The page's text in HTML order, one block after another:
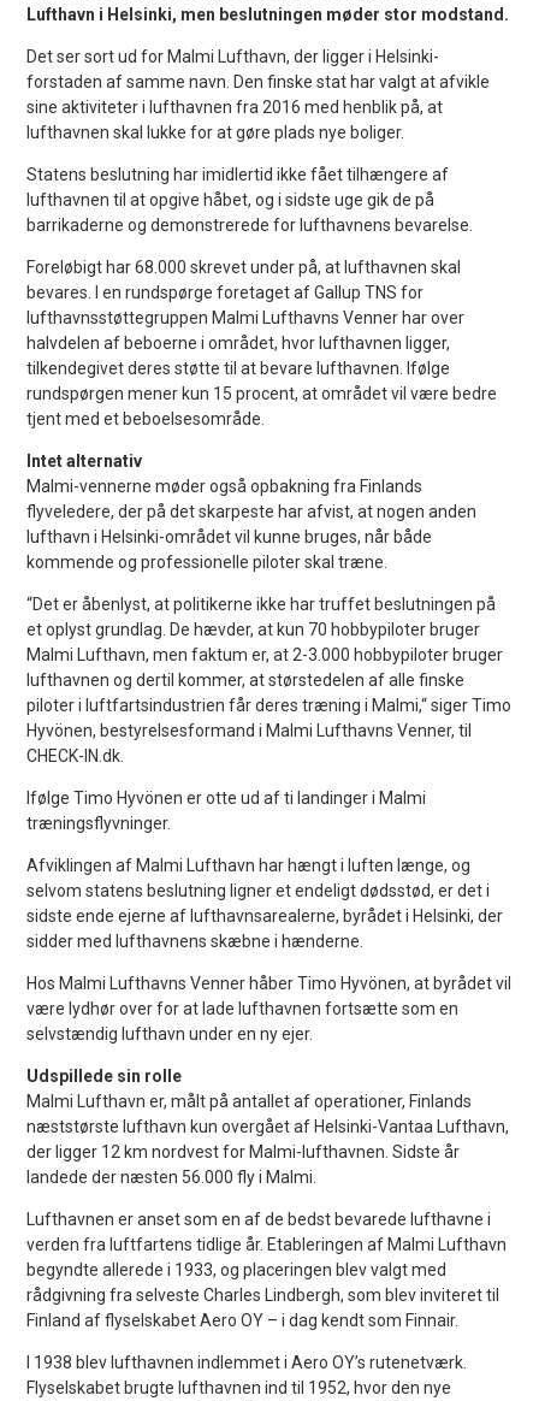
Lufthavn i Helsinki, men beslutningen møder stor modstand.
Det ser sort ud for Malmi Lufthavn, der ligger i Helsinki-
forstaden af samme navn. Den finske stat har valgt at afvikle
sine aktiviteter i lufthavnen fra 2016 med henblik på, at
lufthavnen skal lukke for at gøre plads nye boliger.
Statens beslutning har imidlertid ikke fået tilhængere af
lufthavnen til at opgive håbet, og i sidste uge gik de på
barrikaderne og demonstrerede for lufthavnens bevarelse.
Foreløbigt har 68.000 skrevet under på, at lufthavnen skal
bevares. I en rundspørge foretaget af Gallup TNS for
lufthavnsstøttegruppen Malmi Lufthavns Venner har over
halvdelen af beboerne i området, hvor lufthavnen ligger,
tilkendegivet deres støtte til at bevare lufthavnen. Ifølge
rundspørgen mener kun 15 procent, at området vil være bedre
tjent med et beboelsesområde.
Intet alternativ
Malmi-vennerne møder også opbakning fra Finlands
flyveledere, der på det skarpeste har afvist, at nogen anden
lufthavn i Helsinki-området vil kunne bruges, når både
kommende og professionelle piloter skal træne.
“Det er åbenlyst, at politikerne ikke har truffet beslutningen på
et oplyst grundlag. De hævder, at kun 70 hobbypiloter bruger
Malmi Lufthavn, men faktum er, at 2-3.000 hobbypiloter bruger
lufthavnen og dertil kommer, at størstedelen af alle finske
piloter i luftfartsindustrien får deres træning i Malmi,“ siger Timo
Hyvönen, bestyrelsesformand i Malmi Lufthavns Venner, til
CHECK-IN.dk.
Ifølge Timo Hyvönen er otte ud af ti landinger i Malmi
træningsflyvninger.
Afviklingen af Malmi Lufthavn har hængt i luften længe, og
selvom statens beslutning ligner et endeligt dødsstød, er det i
sidste ende ejerne af lufthavnsarealerne, byrådet i Helsinki, der
sidder med lufthavnens skæbne i hænderne.
Hos Malmi Lufthavns Venner håber Timo Hyvönen, at byrådet vil
være lydhør over for at lade lufthavnen fortsætte som en
selvstændig lufthavn under en ny ejer.
Udspillede sin rolle
Malmi Lufthavn er, målt på antallet af operationer, Finlands
næststørste lufthavn kun overgået af Helsinki-Vantaa Lufthavn,
der ligger 12 km nordvest for Malmi-lufthavnen. Sidste år
landede der næsten 56.000 fly i Malmi.
Lufthavnen er anset som en af de bedst bevarede lufthavne i
verden fra luftfartens tidlige år. Etableringen af Malmi Lufthavn
begyndte allerede i 1933, og placeringen blev valgt med
rådgivning fra selveste Charles Lindbergh, som blev inviteret til
Finland af flyselskabet Aero OY – i dag kendt som Finnair.
I 1938 blev lufthavnen indlemmet i Aero OY’s rutenetværk.
Flyselskabet brugte lufthavnen ind til 1952, hvor den nye